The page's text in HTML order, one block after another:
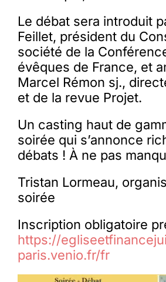
Le débat sera introduit
Feillet, président du
société de la
évêques de France, et
Marcel Rémon sj.,
et de la revue Projet.
Un casting haut de
soirée qui s’annonce
débats ! À ne pas
Tristan Lormeau,
soirée
Inscription obligatoire
https://
paris.venio.fr/fr